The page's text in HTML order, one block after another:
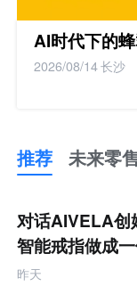
AI时代下的
2026/08/14长沙
推荐 未来零
来
零
售
跨
境
对话AIVELA创
智能戒指做成
饰品
昨天